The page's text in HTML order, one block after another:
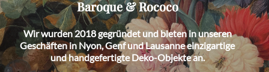
Baroque & Rococo
Wir wurden 2018 gegründet und bieten in unseren
Geschäften in Nyon, Genf und Lausanne einzigartige
und handgefertigte Deko-Objekte an.